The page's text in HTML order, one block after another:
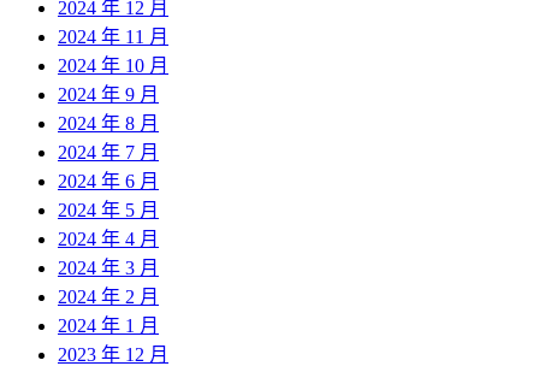
2024 年 12 月
2024 年 11 月
2024 年 10 月
2024 年 9 月
2024 年 8 月
2024 年 7 月
2024 年 6 月
2024 年 5 月
2024 年 4 月
2024 年 3 月
2024 年 2 月
2024 年 1 月
2023 年 12 月